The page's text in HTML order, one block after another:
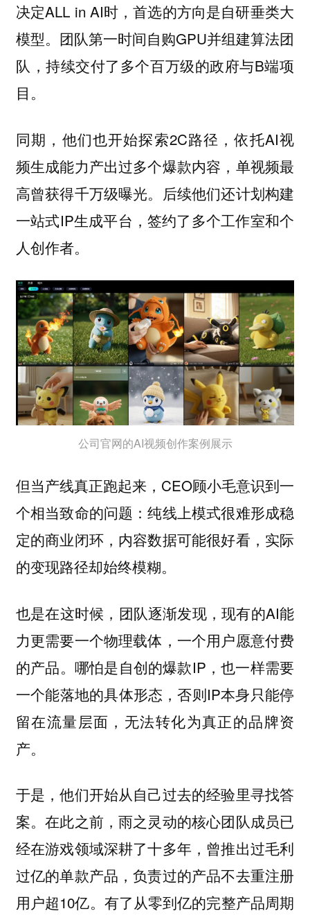
决定ALL in AI时，首选的方向是自研垂类大
模型。团队第一时间自购GPU并组建算法团
队，持续交付了多个百万级的政府与B端项
目。
同期，他们也开始探索2C路径，依托AI视
频生成能力产出过多个爆款内容，单视频最
高曾获得千万级曝光。后续他们还计划构建
一站式IP生成平台，签约了多个工作室和个
人创作者。
公司官网的AI视频创作案例展示
但当产线真正跑起来，CEO顾小毛意识到一
个相当致命的问题：纯线上模式很难形成稳
定的商业闭环，内容数据可能很好看，实际
的变现路径却始终模糊。
也是在这时候，团队逐渐发现，现有的AI能
力更需要一个物理载体，一个用户愿意付费
的产品。哪怕是自创的爆款IP，也一样需要
一个能落地的具体形态，否则IP本身只能停
留在流量层面，无法转化为真正的品牌资
产。
于是，他们开始从自己过去的经验里寻找答
案。在此之前，雨之灵动的核心团队成员已
经在游戏领域深耕了十多年，曾推出过毛利
过亿的单款产品，负责过的产品不去重注册
用户超10亿。有了从零到亿的完整产品周期